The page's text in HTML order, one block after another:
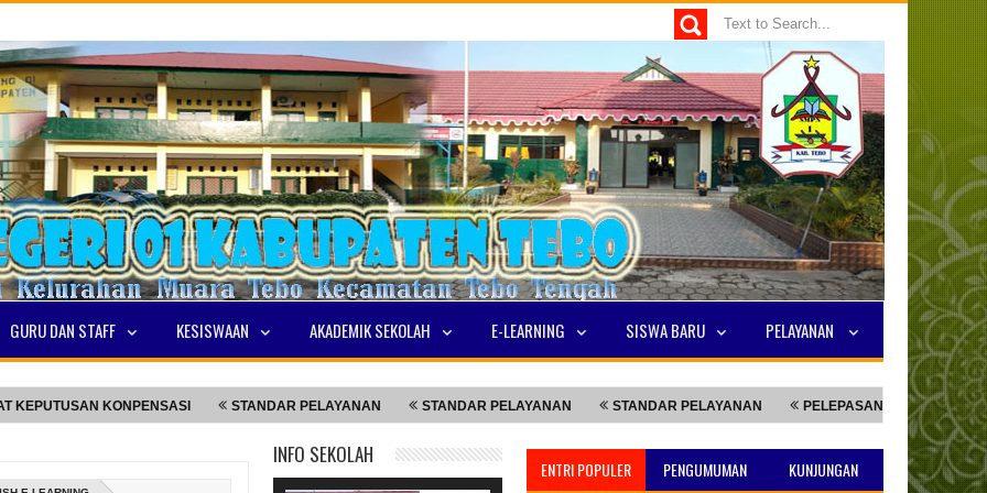
GURU DAN STAFF KESISWAAN AKADEMIK SEKOLAH E-LEARNING SISWA BARU PELAYANAN
KONPENSASI STANDAR PELAYANAN STANDAR PELAYANAN STANDAR PELAYANAN PELEPASAN SISWA KELAS 9
ENTRI POPULER PENGUMUMAN KUNJUNGAN
INFO SEKOLAH